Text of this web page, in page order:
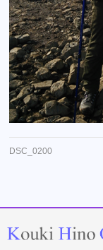
DSC_0200